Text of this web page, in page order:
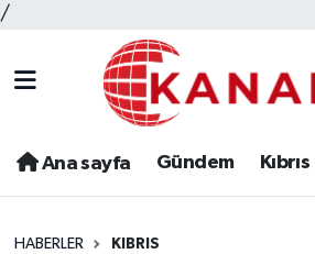
/
Ana sayfa Gündem Kıbrıs
HABERLER KIBRIS